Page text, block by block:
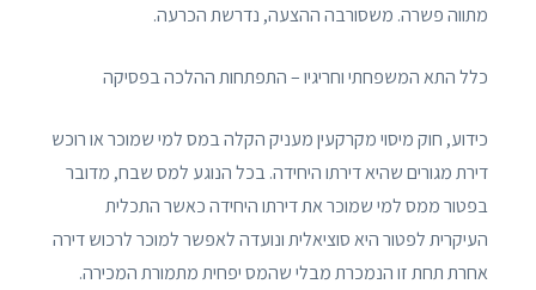
מתווה פשרה. משסורבה ההצעה, נדרשת הכרעה.
כלל התא המשפחתי וחריגיו – התפתחות ההלכה בפסיקה
כידוע, חוק מיסוי מקרקעין מעניק הקלה במס למי שמוכר או רוכש
דירת מגורים שהיא דירתו היחידה. בכל הנוגע למס שבח, מדובר
בפטור ממס למי שמוכר את דירתו היחידה כאשר התכלית
העיקרית לפטור היא סוציאלית ונועדה לאפשר למוכר לרכוש דירה
אחרת תחת זו הנמכרת מבלי שהמס יפחית מתמורת המכירה.